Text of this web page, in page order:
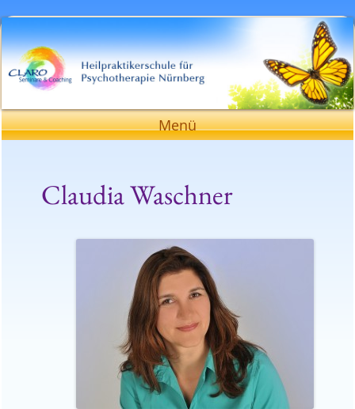
Heilpraktikerschule für Psychotherapie
Nürnberg
Menü Zum
Inhalt
springen
Claudia Waschner